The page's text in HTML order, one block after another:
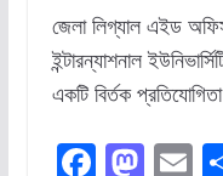
জেলা লিগ্যাল এইড
ইন্টারন্যাশনাল
একটি বির্তক
F M E